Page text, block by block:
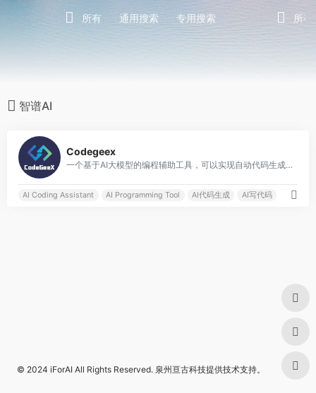
所有 通用搜索 专用搜索 所有
智谱AI
Codegeex
一个基于AI大模型的编程辅助工具，可以实现自动代码生成、代码翻译、自动编写注释等功能
AI Coding Assistant AI Programming Tool AI代码生成 AI写代码
© 2024 iForAI All Rights Reserved. 泉州亘古科技提供技术支持。